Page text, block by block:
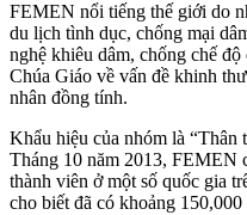
FEMEN nổi tiếng thế giới do
du lịch tình dục, chống mại
nghệ khiêu dâm, chống chế
Chúa Giáo về vấn đề khinh
nhân đồng tính.
Khẩu hiệu của nhóm là
Tháng 10 năm 2013, FEMEN
thành viên ở một số quốc gia
cho biết đã có khoảng